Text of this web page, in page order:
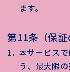
ます。
第11条（保証
本サービス
う、最大限